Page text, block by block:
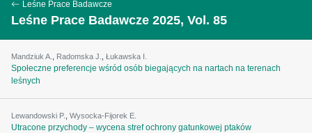
Leśne Prace Badawcze
Leśne Prace Badawcze 2025, Vol. 85
Mandziuk A. Radomska J. Łukawska I.
Społeczne preferencje wśród osób biegających na nartach na terenach
leśnych
Lewandowski P. Wysocka-Fijorek E.
Utracone przychody – wycena stref ochrony gatunkowej ptaków